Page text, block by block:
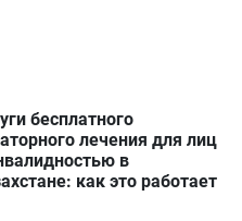
бесплатного
лечения для лиц
в
как это работает